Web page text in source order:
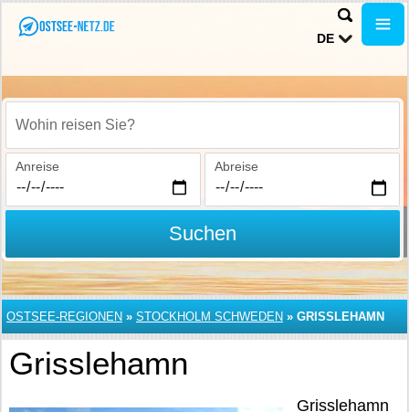
DE
Wohin reisen Sie?
Anreise Abreise
Suchen
OSTSEE-REGIONEN » STOCKHOLM SCHWEDEN » GRISSLEHAMN
Grisslehamn
Grisslehamn